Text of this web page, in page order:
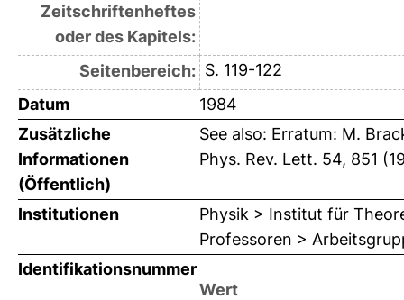
Zeitschriftenheftes
oder des Kapitels:
Seitenbereich: S. 119-122
Datum
1984
Zusätzliche
Informationen
(Öffentlich)
See also: Erratum: M.
Phys. Rev. Lett. 54, 851
Institutionen
Physik > Institut für
Professoren >
Identifikationsnummer
Wert